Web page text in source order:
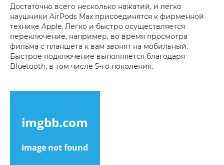
Достаточно всего несколько нажатий, и легко
наушники AirPods Max присоединятся к фирменной
технике Apple. Легко и быстро осуществляется
переключение, например, во время просмотра
фильма с планшета к вам звонят на мобильный.
Быстрое подключение выполняется благодаря
Bluetooth, в том числе 5-го поколения.